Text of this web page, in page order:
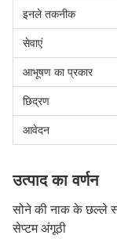
इनले तकनीक
सेवाएं
आभूषण का प्रकार
छिद्रण
आवेदन
उत्पाद का वर्णन
सोने की नाक के छल्ले
सेप्टम अंगूठी